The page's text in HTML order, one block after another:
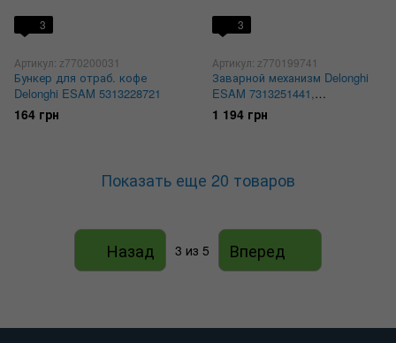
3
Артикул: z770200031
Бункер для отраб. кофе
Delonghi ESAM 5313228721
164 грн
3
Артикул: z770199741
Заварной механизм Delonghi
ESAM 7313251441,
7332183900, 5513227871,
7313251441, 5513235511
1 194 грн
Показать еще 20 товаров
Назад 3 из 5 Вперед